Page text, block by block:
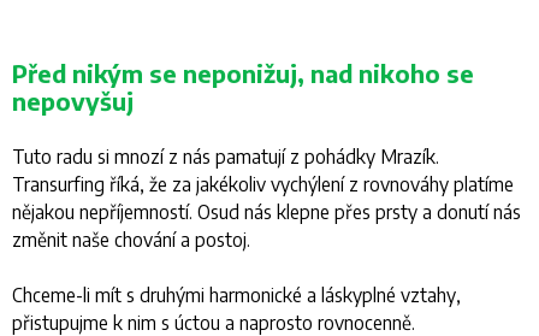
Před nikým se neponižuj, nad nikoho se
nepovyšuj
Tuto radu si mnozí z nás pamatují z pohádky Mrazík.
Transurfing říká, že za jakékoliv vychýlení z rovnováhy platíme
nějakou nepříjemností. Osud nás klepne přes prsty a donutí nás
změnit naše chování a postoj.
Chceme-li mít s druhými harmonické a láskyplné vztahy,
přistupujme k nim s úctou a naprosto rovnocenně.